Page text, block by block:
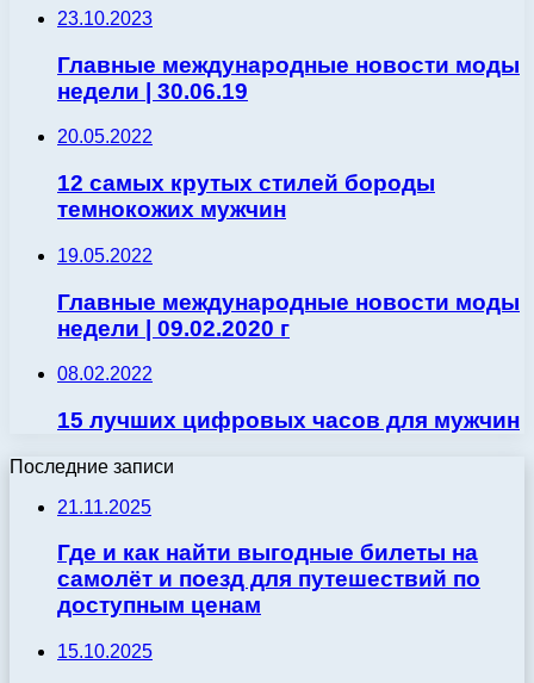
23.10.2023
Главные международные новости моды
недели | 30.06.19
20.05.2022
12 самых крутых стилей бороды
темнокожих мужчин
19.05.2022
Главные международные новости моды
недели | 09.02.2020 г
08.02.2022
15 лучших цифровых часов для мужчин
Последние записи
21.11.2025
Где и как найти выгодные билеты на
самолёт и поезд для путешествий по
доступным ценам
15.10.2025